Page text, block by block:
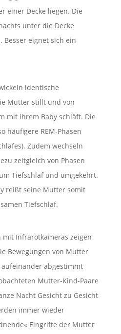
einer Decke liegen. Die
unter die Decke
Besser eignet sich ein
identische
Mutter stillt und von
mit ihrem Baby schläft. Die
häufigere REM-Phasen
Zudem wechseln
zeitgleich von Phasen
Tiefschlaf und umgekehrt.
reißt seine Mutter somit
Tiefschlaf.
mit Infrarotkameras zeigen
Bewegungen von Mutter
abgestimmt
Mutter-Kind-Paare
Nacht Gesicht zu Gesicht
immer wieder
Eingriffe der Mutter